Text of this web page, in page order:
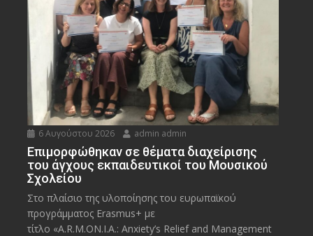
6 Αυγούστου 2026 admin admin
Eπιμορφώθηκαν σε θέματα διαχείρισης
του άγχους εκπαιδευτικοί του Μουσικού
Σχολείου
Στο πλαίσιο της υλοποίησης του ευρωπαϊκού
προγράμματος Erasmus+ με
τίτλο «A.R.M.ON.I.A.: Anxiety’s Relief and Management